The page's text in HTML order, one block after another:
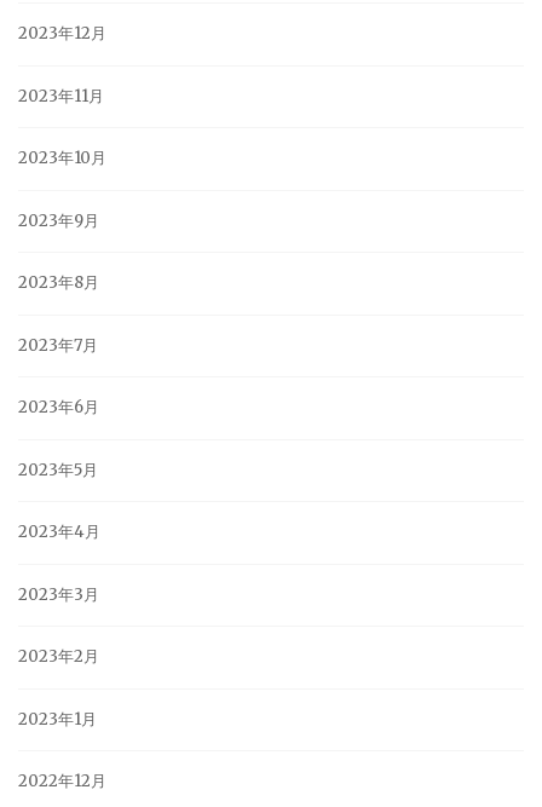
2023年12月
2023年11月
2023年10月
2023年9月
2023年8月
2023年7月
2023年6月
2023年5月
2023年4月
2023年3月
2023年2月
2023年1月
2022年12月